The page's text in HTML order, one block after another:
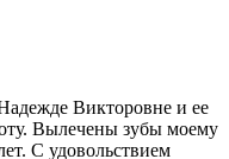
Викторовне и ее
Вылечены зубы моему
С удовольствием